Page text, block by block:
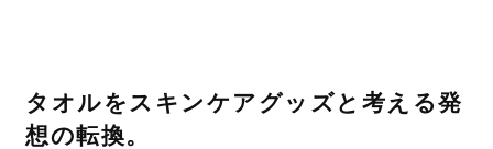
タオルをスキンケアグッズと考える発
想の転換。